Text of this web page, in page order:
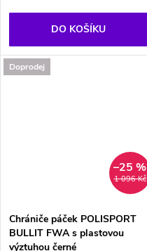
DO KOŠÍKU
Doprodej
1 096 Kč
–25 %
Chrániče páček POLISPORT
BULLIT FWA s plastovou
výztuhou černé